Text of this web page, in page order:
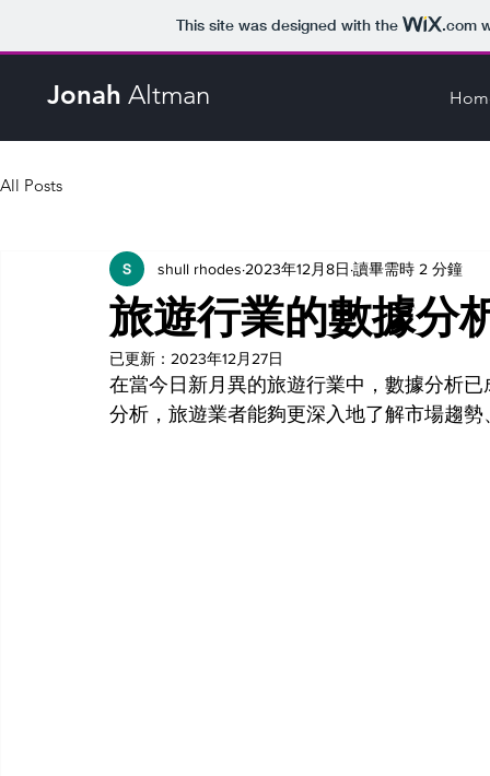
This site was designed with the .com
Jonah Altman
All Posts
旅遊行業的數據分
shull rhodes 2023年12月8日 讀畢需時 2 分鐘
已更新： 2023年12月27日
在當今日新月異的旅遊行業中，數據分析
分析，旅遊業者能夠更深入地了解市場趨